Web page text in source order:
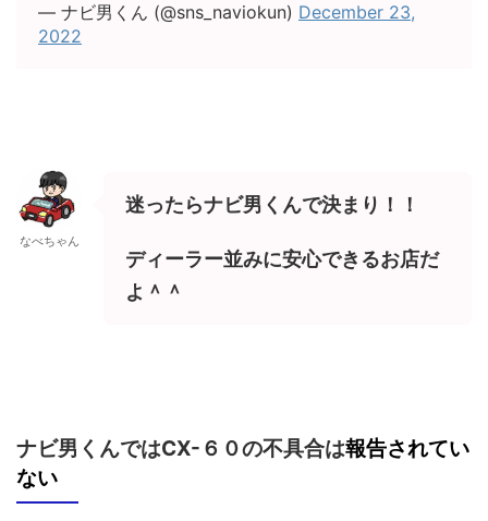
— ナビ男くん (@sns_naviokun) December 23,
2022
なべちゃん
迷ったらナビ男くんで決まり！！
ディーラー並みに安心できるお店だ
よ＾＾
ナビ男くんではCX-６０の不具合は報告されてい
ない